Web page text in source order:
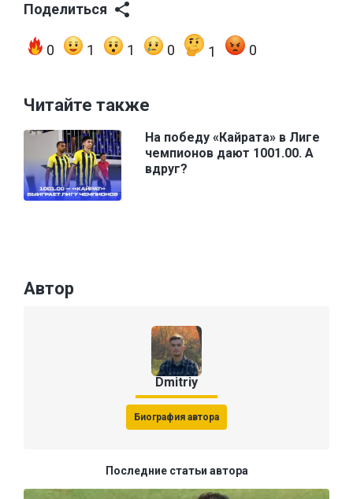
Поделиться
0 1 1 0 1 0
Читайте также
На победу «Кайрата» в Лиге
чемпионов дают 1001.00. А
вдруг?
Автор
Dmitriy
Биография автора
Последние статьи автора